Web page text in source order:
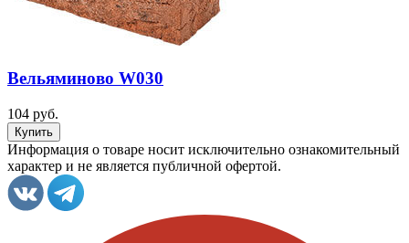
Вельяминово W030
104 руб.
Информация о товаре носит исключительно ознакомительный
характер и не является публичной офертой.